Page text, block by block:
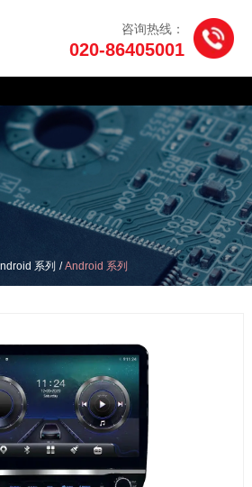
系列 /Android 系列
咨询热线：
020-86405001
系列 /Android 系列